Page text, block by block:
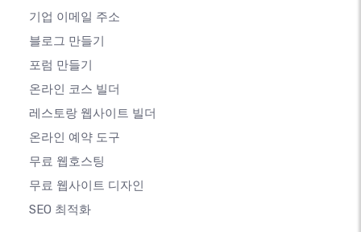
기업 이메일 주소
블로그 만들기
포럼 만들기
온라인 코스 빌더
레스토랑 웹사이트 빌더
온라인 예약 도구
무료 웹호스팅
무료 웹사이트 디자인
SEO 최적화